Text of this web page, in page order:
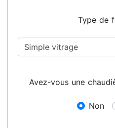
Type de
Avez-vous une
Non